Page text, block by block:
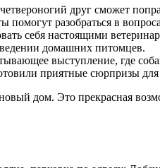
друг сможет
помогут разобраться в
себя настоящими
домашних питомцев.
выступление, где
приятные сюрпризы для
дом. Это прекрасная